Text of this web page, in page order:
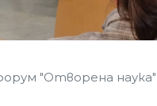
"Отворена